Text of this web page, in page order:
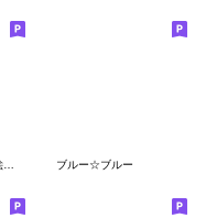
シンプル可愛い冬の絵文字 ブルー☆ブルー